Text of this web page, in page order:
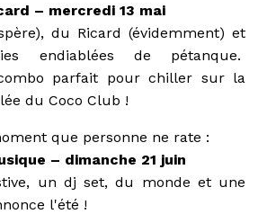
– mercredi 13 mai
du Ricard (évidemment) et
endiablées de pétanque.
parfait pour chiller sur la
du Coco Club !
que personne ne rate :
– dimanche 21 juin
un dj set, du monde et une
l'été !